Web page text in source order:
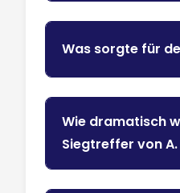
Was sorgte für
Wie dramatisch
Siegtreffer von A.